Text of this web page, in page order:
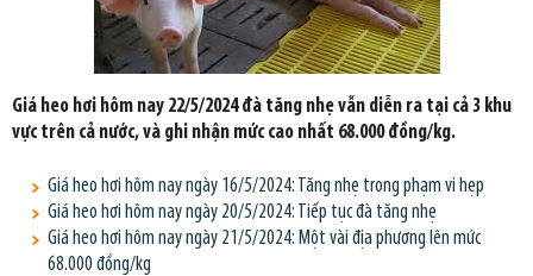
Giá heo hơi hôm nay 22/5/2024 đà tăng nhẹ vẫn diễn ra tại cả 3 khu
vực trên cả nước, và ghi nhận mức cao nhất 68.000 đồng/kg.
Giá heo hơi hôm nay ngày 16/5/2024: Tăng nhẹ trong phạm vi hẹp
Giá heo hơi hôm nay ngày 20/5/2024: Tiếp tục đà tăng nhẹ
Giá heo hơi hôm nay ngày 21/5/2024: Một vài địa phương lên mức
68.000 đồng/kg